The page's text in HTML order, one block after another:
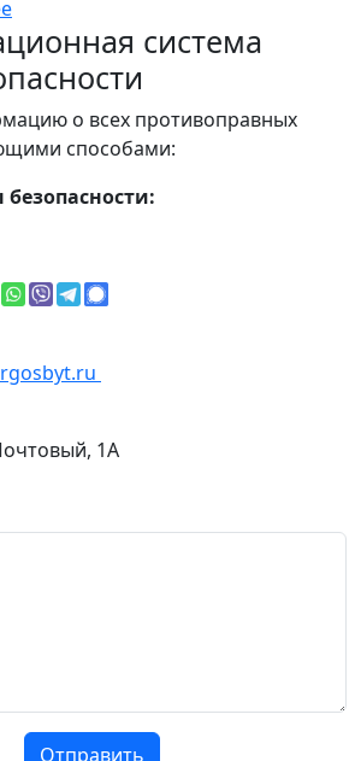
система
о всех противоправных
способами:
1А
Отправить